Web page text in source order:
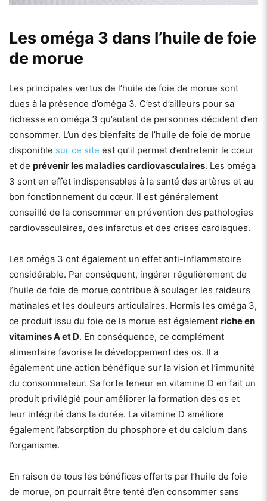
Les oméga 3 dans l’huile de foie
de morue
Les principales vertus de l’huile de foie de morue sont
dues à la présence d’oméga 3. C’est d’ailleurs pour sa
richesse en oméga 3 qu’autant de personnes décident d’en
consommer. L’un des bienfaits de l’huile de foie de morue
disponible sur ce site est qu’il permet d’entretenir le cœur
et de prévenir les maladies cardiovasculaires. Les oméga
3 sont en effet indispensables à la santé des artères et au
bon fonctionnement du cœur. Il est généralement
conseillé de la consommer en prévention des pathologies
cardiovasculaires, des infarctus et des crises cardiaques.
Les oméga 3 ont également un effet anti-inflammatoire
considérable. Par conséquent, ingérer régulièrement de
l’huile de foie de morue contribue à soulager les raideurs
matinales et les douleurs articulaires. Hormis les oméga 3,
ce produit issu du foie de la morue est également riche en
vitamines A et D. En conséquence, ce complément
alimentaire favorise le développement des os. Il a
également une action bénéfique sur la vision et l’immunité
du consommateur. Sa forte teneur en vitamine D en fait un
produit privilégié pour améliorer la formation des os et
leur intégrité dans la durée. La vitamine D améliore
également l’absorption du phosphore et du calcium dans
l’organisme.
En raison de tous les bénéfices offerts par l’huile de foie
de morue, on pourrait être tenté d’en consommer sans